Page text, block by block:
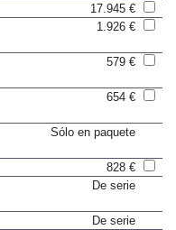
17.945 €
1.926 €
579 €
654 €
Sólo en paquete
828 €
De serie
De serie